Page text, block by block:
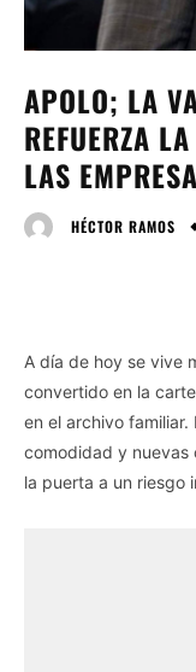
APOLO; LA
REFUERZA
LAS
HÉCTOR RAMOS
A día de hoy se vive
convertido en la
en el archivo
comodidad y nuevas
la puerta a un riesgo